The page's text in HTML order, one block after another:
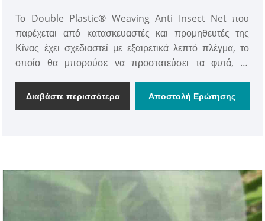
Το Double Plastic® Weaving Anti Insect Net που
παρέχεται από κατασκευαστές και προμηθευτές της
Κίνας έχει σχεδιαστεί με εξαιρετικά λεπτό πλέγμα, το
οποίο θα μπορούσε να προστατεύσει τα φυτά, τα
εμποδίζουν την είσοδο μικροσκοπικών παρασίτων,
πουλιών και εντόμων.
Διαβάστε περισσότερα Αποστολή Ερώτησης